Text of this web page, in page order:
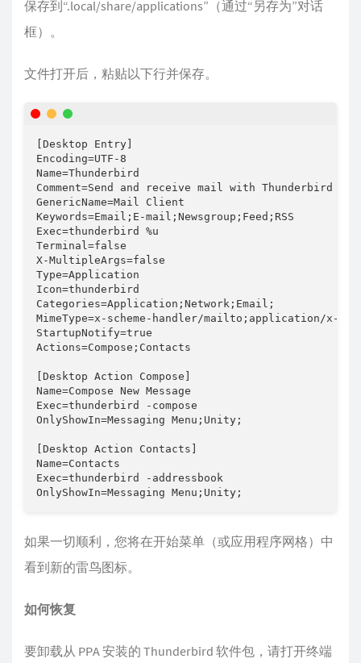
保存到“.local/share/applications”（通过“另存为”对话
框）。
文件打开后，粘贴以下行并保存。
[Desktop Entry]
Encoding=UTF-8
Name=Thunderbird
Comment=Send and receive mail with Thunderbird
GenericName=Mail Client
Keywords=Email;E-mail;Newsgroup;Feed;RSS
Exec=thunderbird %u
Terminal=false
X-MultipleArgs=false
Type=Application
Icon=thunderbird
Categories=Application;Network;Email;
MimeType=x-scheme-handler/mailto;application/x-
StartupNotify=true
Actions=Compose;Contacts
[Desktop Action Compose]
Name=Compose New Message
Exec=thunderbird -compose
OnlyShowIn=Messaging Menu;Unity;
[Desktop Action Contacts]
Name=Contacts
Exec=thunderbird -addressbook
如果一切顺利，您将在开始菜单（或应用程序网格）中
看到新的雷鸟图标。
如何恢复
要卸载从 PPA 安装的 Thunderbird 软件包，请打开终端